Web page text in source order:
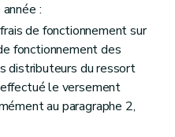
:
de fonctionnement sur
fonctionnement des
distributeurs du ressort
effectué le versement
au paragraphe 2,